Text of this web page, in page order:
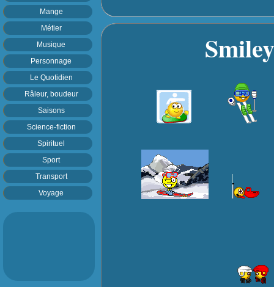
Mange
Métier
Musique
Personnage
Le Quotidien
Râleur, boudeur
Saisons
Science-fiction
Spirituel
Sport
Transport
Voyage